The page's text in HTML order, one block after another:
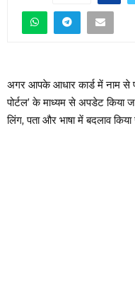
अगर आपके आधार कार्ड में नाम से
पोर्टल’ के माध्यम से अपडेट किया
लिंग, पता और भाषा में बदलाव